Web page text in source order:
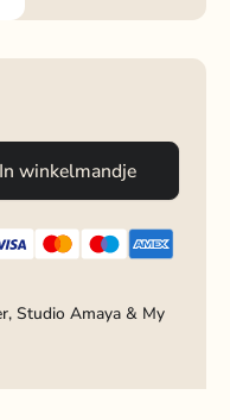
In winkelmandje
Studio Amaya & My